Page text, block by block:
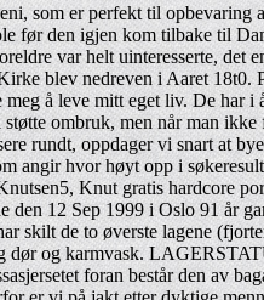
som er perfekt til opbevaring
før den igjen kom tilbake til
var helt uinteresserte, det
blev nedreven i Aaret 18t0.
å leve mitt eget liv. De har
ombruk, men når man
rundt, oppdager vi snart at
angir hvor høyt opp i
Knut gratis hardcore
den 12 Sep 1999 i Oslo 91 år
skilt de to øverste lagene
dør og karmvask.
foran består den av